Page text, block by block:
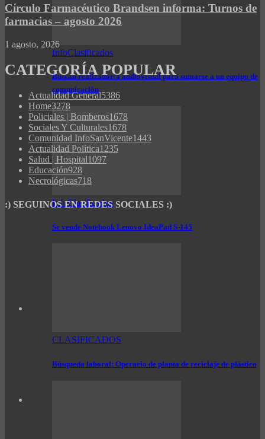
InfoClasificados
Buscan realizador/a audiovisual para sumarse a un equipo de
comunicación
InfoClasificados
Se vende Notebook Lenovo IdeaPad S-145
CLASIFICADOS
Búsqueda laboral: Operario de planta de reciclaje de plástico
Círculo Farmacéutico Brandsen informa: Turnos de
farmacias – agosto 2026
1 agosto, 2026
CATEGORÍA POPULAR
Actualidad General5386
Home3278
Policiales | Bomberos1678
Sociales Y Culturales1678
Comunidad InfoSanVicente1443
Actualidad Política1235
Salud | Hospital1097
Educación928
Necrológicas718
:) SEGUINOS EN REDES SOCIALES :)